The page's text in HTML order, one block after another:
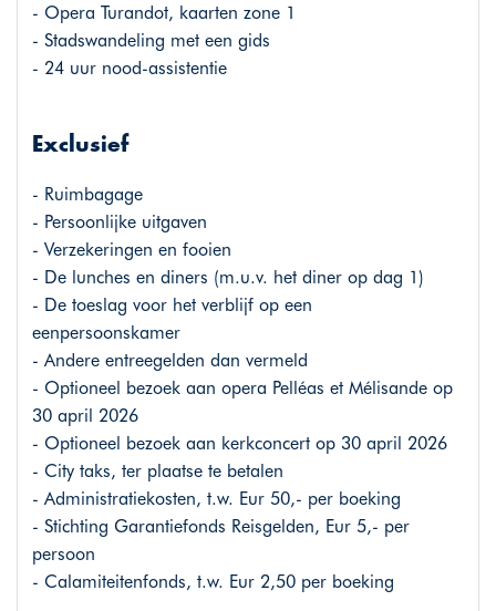
- Opera Turandot, kaarten zone 1
- Stadswandeling met een gids
- 24 uur nood-assistentie
Exclusief
- Ruimbagage
- Persoonlijke uitgaven
- Verzekeringen en fooien
- De lunches en diners (m.u.v. het diner op dag 1)
- De toeslag voor het verblijf op een
eenpersoonskamer
- Andere entreegelden dan vermeld
- Optioneel bezoek aan opera Pelléas et Mélisande op
30 april 2026
- Optioneel bezoek aan kerkconcert op 30 april 2026
- City taks, ter plaatse te betalen
- Administratiekosten, t.w. Eur 50,- per boeking
- Stichting Garantiefonds Reisgelden, Eur 5,- per
persoon
- Calamiteitenfonds, t.w. Eur 2,50 per boeking